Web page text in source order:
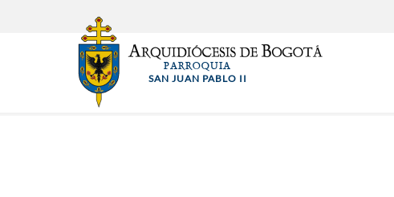
PARROQUIA
SAN JUAN PABLO II